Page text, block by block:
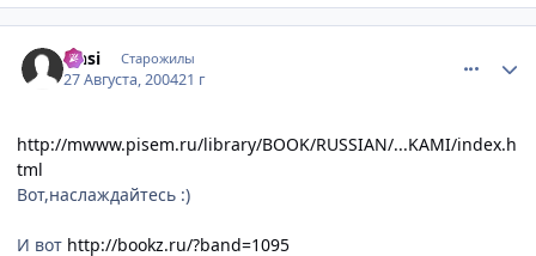
Onsi Старожилы
27 Августа, 200421 г
http://mwww.pisem.ru/library/BOOK/RUSSIAN/...KAMI/index.h
tml
Вот,наслаждайтесь :)
И вот http://bookz.ru/?band=1095